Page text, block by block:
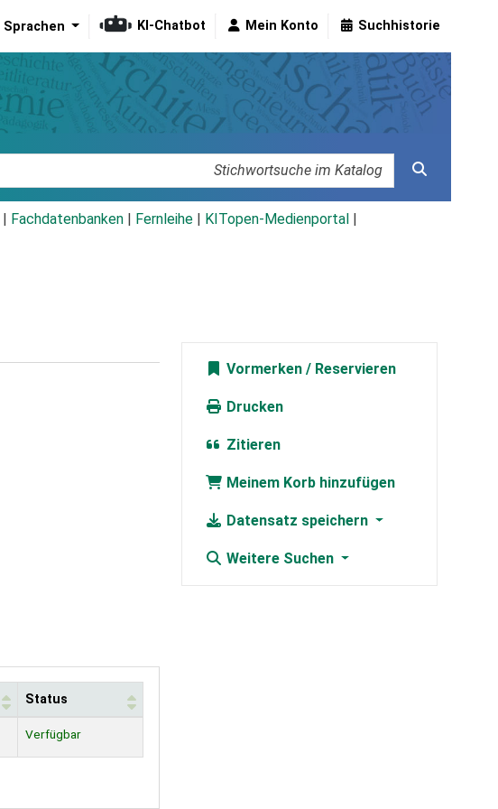
Sprachen KI-Chatbot Mein Konto Suchhistorie
Fachdatenbanken Fernleihe KITopen-Medienportal
Status
Verfügbar
Vormerken
Drucken
Zitieren
Meinem Korb hinzufügen
Datensatz speichern
Weitere Suchen